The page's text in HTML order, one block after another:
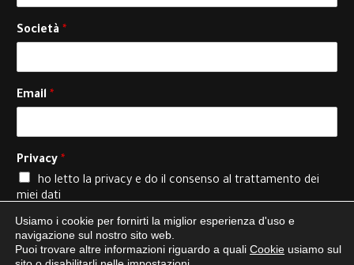
Società *
Email *
Privacy *
ho letto la privacy e do il consenso al trattamento dei
miei dati
Iscriviti
Usiamo i cookie per fornirti la miglior esperienza d'uso e
navigazione sul nostro sito web.
Puoi trovare altre informazioni riguardo a quali Cookie usiamo sul